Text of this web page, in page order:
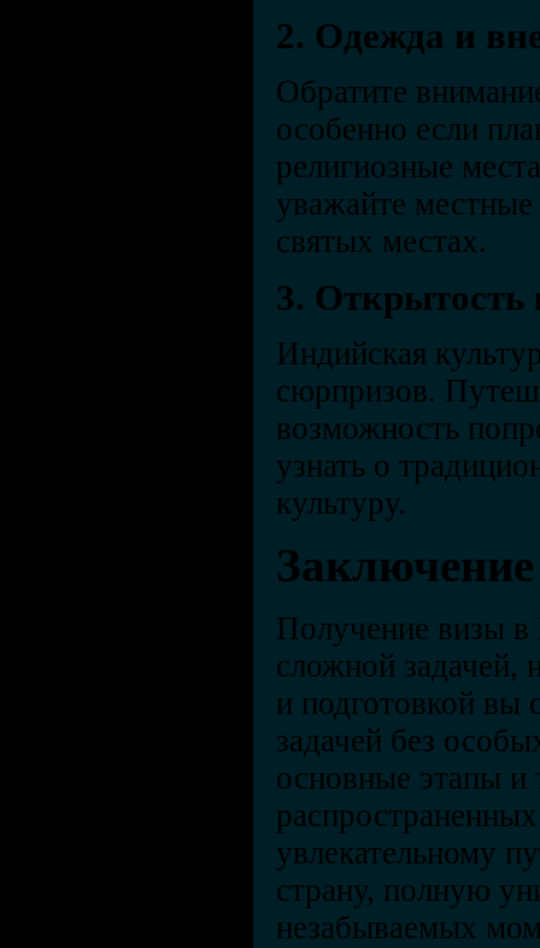
2. Одежда и
Обратите
особенно если
религиозные
уважайте
святых местах.
3. Открытость
Индийская
сюрпризов.
возможность
узнать о
культуру.
Заключение
Получение визы
сложной задачей,
и подготовкой вы
задачей без
основные этапы и
увлекательному
страну, полную
незабываемых